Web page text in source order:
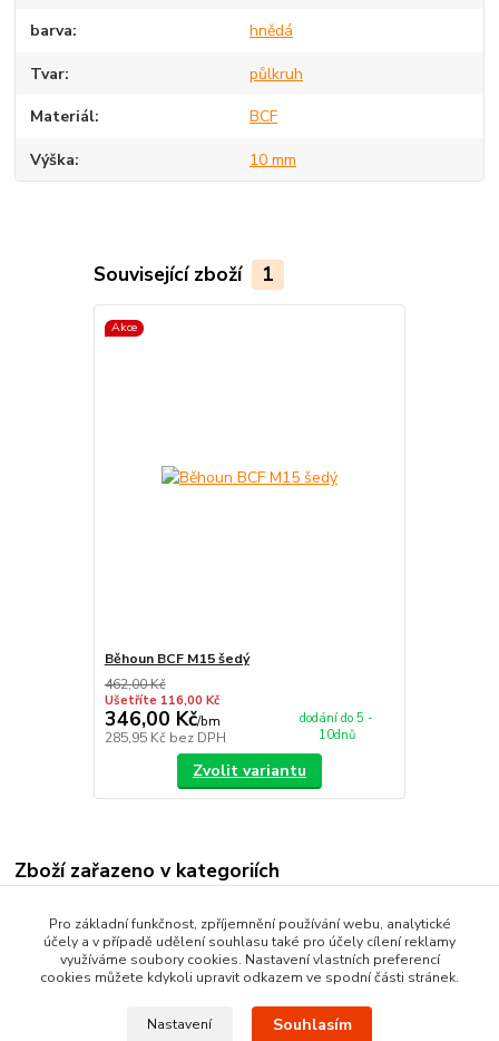
barva hnědá
Tvar půlkruh
Materiál BCF
Výška 10 mm
Související zboží 1
Akce
Běhoun BCF M15 šedý
462,00 Kč
Ušetříte 116,00 Kč
346,00 Kč/bm
285,95 Kč bez DPH
dodání do 5 -
10dnů
Zvolit variantu
Zboží zařazeno v kategoriích
Schodišťové koberce
Pro základní funkčnost, zpříjemnění používání webu, analytické
účely a v případě udělení souhlasu také pro účely cílení reklamy
využíváme soubory cookies. Nastavení vlastních preferencí
cookies můžete kdykoli upravit odkazem ve spodní části stránek.
Nastavení Souhlasím